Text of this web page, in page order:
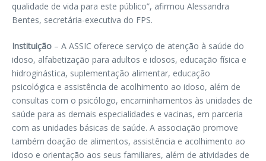
qualidade de vida para este público”, afirmou Alessandra
Bentes, secretária-executiva do FPS.
Instituição – A ASSIC oferece serviço de atenção à saúde do
idoso, alfabetização para adultos e idosos, educação física e
hidroginástica, suplementação alimentar, educação
psicológica e assistência de acolhimento ao idoso, além de
consultas com o psicólogo, encaminhamentos às unidades de
saúde para as demais especialidades e vacinas, em parceria
com as unidades básicas de saúde. A associação promove
também doação de alimentos, assistência e acolhimento ao
idoso e orientação aos seus familiares, além de atividades de